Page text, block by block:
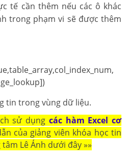
tế cần thêm nếu các ô khác
trong phạm vi sẽ được thêm
tin trong vùng dữ liệu.
sử dụng các hàm Excel cơ
của giảng viên khóa học tin
Lê Ánh dưới đây »»